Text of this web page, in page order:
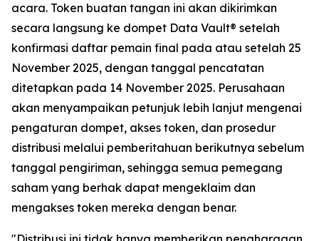
acara. Token buatan tangan ini akan dikirimkan
secara langsung ke dompet Data Vault® setelah
konfirmasi daftar pemain final pada atau setelah 25
November 2025, dengan tanggal pencatatan
ditetapkan pada 14 November 2025. Perusahaan
akan menyampaikan petunjuk lebih lanjut mengenai
pengaturan dompet, akses token, dan prosedur
distribusi melalui pemberitahuan berikutnya sebelum
tanggal pengiriman, sehingga semua pemegang
saham yang berhak dapat mengeklaim dan
mengakses token mereka dengan benar.